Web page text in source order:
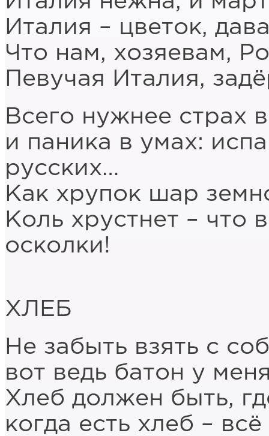
Италия – цветок,
Что нам, хозяевам,
Певучая Италия,
Всего нужнее страх
и паника в умах:
русских…
Как хрупок шар
Коль хрустнет –
осколки!
ХЛЕБ
Не забыть взять с
вот ведь батон у
Хлеб должен быть,
когда есть хлеб –